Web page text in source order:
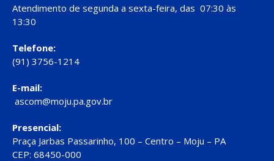
Atendimento de segunda a sexta-feira, das 07:30 às
13:30
Telefone:
(91) 3756-1214
E-mail:
ascom@moju.pa.gov.br
Presencial:
Praça Jarbas Passarinho, 100 – Centro – Moju – PA
CEP: 68450-000